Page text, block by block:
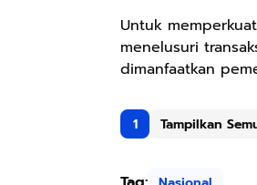
Untuk
menelusuri
dimanfaatkan
1 Tampilkan